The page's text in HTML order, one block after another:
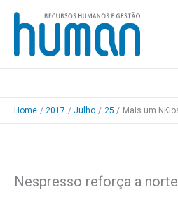
Skip
content
Home 2017 Julho 25 Mais um
Nespresso reforça a norte